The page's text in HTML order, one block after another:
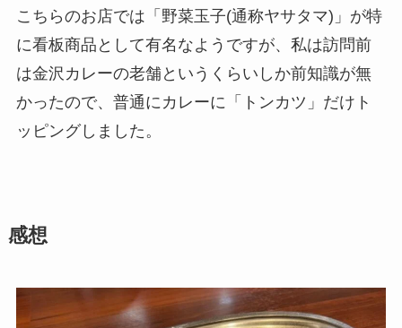
こちらのお店では「野菜玉子(通称ヤサタマ)」が特
に看板商品として有名なようですが、私は訪問前
は金沢カレーの老舗というくらいしか前知識が無
かったので、普通にカレーに「トンカツ」だけト
ッピングしました。
感想